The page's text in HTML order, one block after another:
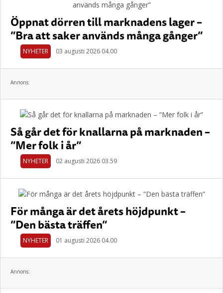
Öppnat dörren till marknadens lager –
”Bra att saker används många gånger”
NYHETER 03 augusti 2026 04.00
Annons:
Så går det för knallarna på marknaden –
”Mer folk i år”
NYHETER 02 augusti 2026 03.59
För många är det årets höjdpunkt –
”Den bästa träffen”
NYHETER 01 augusti 2026 04.00
Annons: